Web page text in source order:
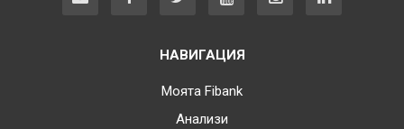
НАВИГАЦИЯ
Моята Fibank
Анализи